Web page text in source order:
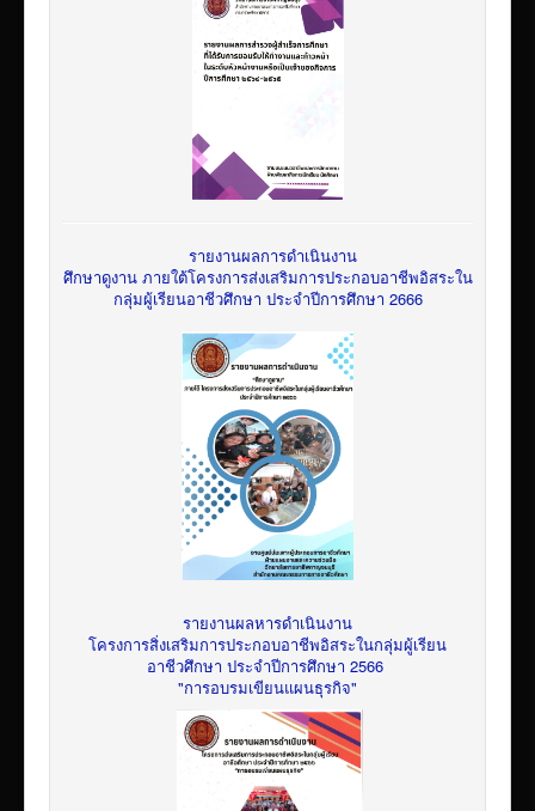
รายงานผลการดำเนินงาน
ศึกษาดูงาน ภายใต้โครงการส่งเสริมการประกอบอาชีพอิสระใน
กลุ่มผู้เรียนอาชีวศึกษา ประจำปีการศึกษา 2666
รายงานผลหารดำเนินงาน
โครงการสิ่งเสริมการประกอบอาชีพอิสระในกลุ่มผู้เรียน
อาชีวศึกษา ประจำปีการศึกษา 2566
"การอบรมเขียนแผนธุรกิจ"